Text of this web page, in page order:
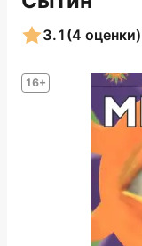
16+
3.1 (4 оценки)